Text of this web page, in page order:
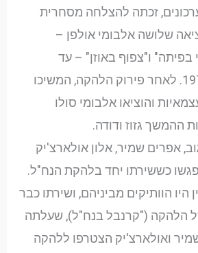
זכתה להצלחה מסחרית
שלושה אלבומי אולפן –
בפיתה" ו"צפוף באוזן" – עד
לפירוקה בשנת 1976. לאחר פירוק הלהקה, המשיכו
והוציאו אלבומי סולו
ההמשך גזוז ודודה.
אפרים שמיר, אלון אולארצ'יק
כששירתו יחד בלהקת הנח"ל.
היו הוותיקים מביניהם, ושירתו כבר
ה־21" של הלהקה ("קרנבל בנח"ל), שעלתה
גוב, שמיר ואולארצ'יק הצטרפו ללהקה